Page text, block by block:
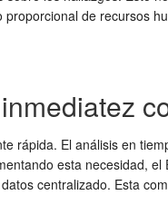
de recursos
rápida. El análisis en
esta necesidad,
centralizado. Esta